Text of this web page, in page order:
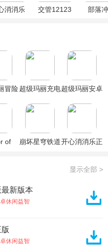
消消乐 交管12123 部落
冒险超级玛丽充电超级玛丽安卓
of
崩坏星穹铁道开心消消乐正
显示全部 >
新版本
休闲益智
休闲益智